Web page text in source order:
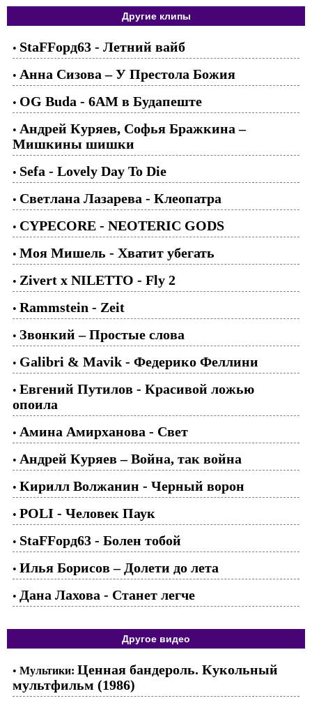
Другие клипы
• StaFFорд63 - Летний вайб
• Анна Сизова – У Престола Божия
• OG Buda - 6AM в Будапеште
• Андрей Куряев, Софья Бражкина –
Мишкины шишки
• Sefa - Lovely Day To Die
• Светлана Лазарева - Клеопатра
• CYPECORE - NEOTERIC GODS
• Моя Мишель - Хватит убегать
• Zivert x NILETTO - Fly 2
• Rammstein - Zeit
• Звонкий – Простые слова
• Galibri & Mavik - Федерико Феллини
• Евгений Путилов - Красивой ложью
опоила
• Амина Амирханова - Свет
• Андрей Куряев – Война, так война
• Кирилл Волжанин - Черный ворон
• POLI - Человек Паук
• StaFFорд63 - Болен тобой
• Илья Борисов – Долети до лета
• Дана Лахова - Станет легче
Другое видео
• Мультики: Ценная бандероль. Кукольный
мультфильм (1986)